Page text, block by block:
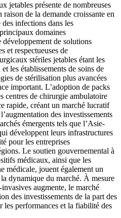
jetables présente de nombreuses
de la demande croissante en
infections dans les
domaines
de solutions
et respectueuses de
stériles jetables étant les
les établissements de soins de
de stérilisation plus avancées
important. L’adoption de packs
centres de chirurgie ambulatoire
rapide, créant un marché lucratif
des investissements
émergents tels que l’Asie-
développent leurs infrastructures
pour les entreprises
Le soutien gouvernemental à
médicaux, ainsi que les
médicale, jouent également un
dynamique du marché. À mesure
augmente, le marché
des investissements de la part des
les performances et la fiabilité des